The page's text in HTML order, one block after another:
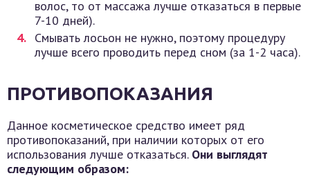
волос, то от массажа лучше отказаться в первые
7-10 дней).
Смывать лосьон не нужно, поэтому процедуру
лучше всего проводить перед сном (за 1-2 часа).
ПРОТИВОПОКАЗАНИЯ
Данное косметическое средство имеет ряд
противопоказаний, при наличии которых от его
использования лучше отказаться. Они выглядят
следующим образом: